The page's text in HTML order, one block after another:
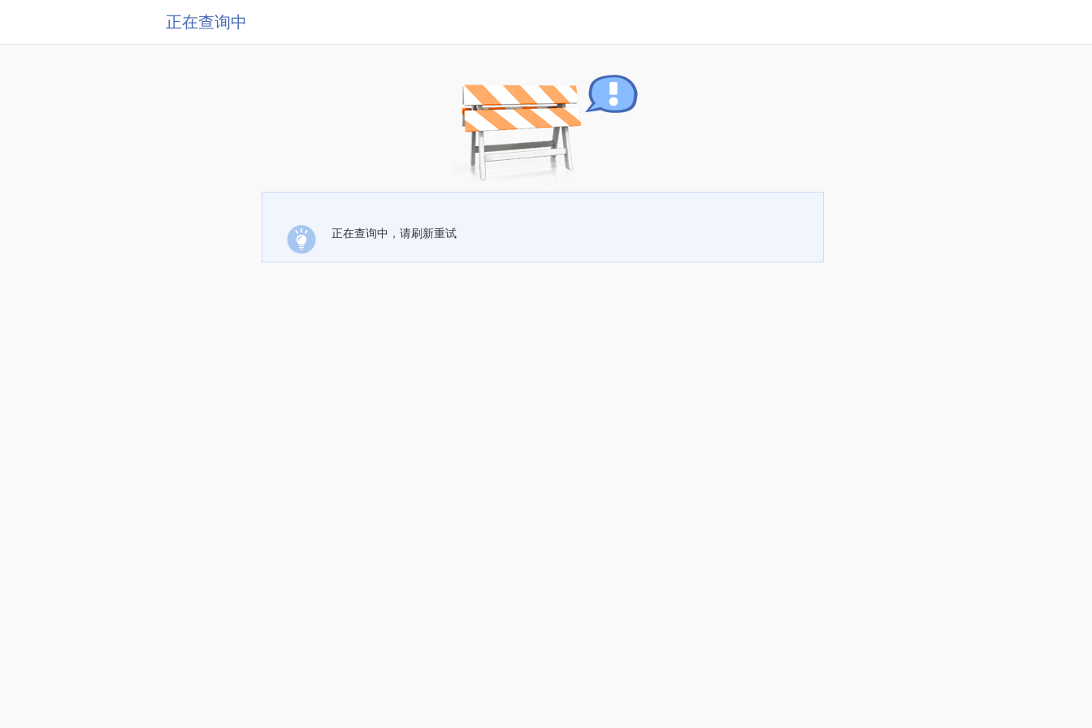
正在查询中
正在查询中，请刷新重试